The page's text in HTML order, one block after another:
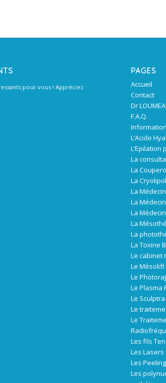
pour vous ! Appréciez
PAGES
Accueil
Contact
Dr
F.A.Q.
L’Acide
La
La
La
La
La
La
La
La
La Toxine
Le cabinet
Le Mésolift
Le
Le Plasma
Le Sculptra
Le
Le
Les fils
Les
Les
Les